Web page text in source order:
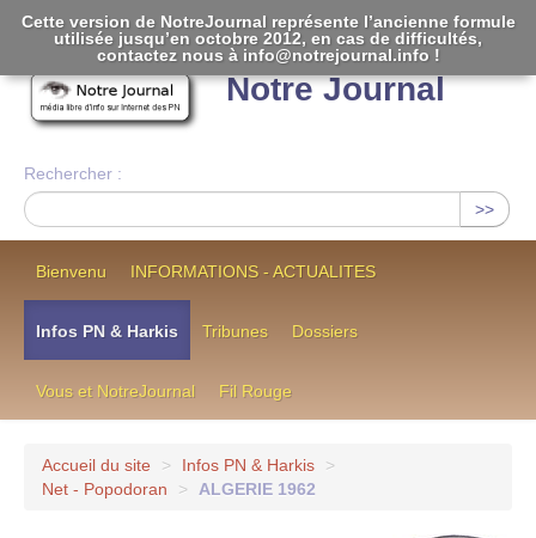
Notre Journal
Rechercher :
>>
Bienvenu INFORMATIONS - ACTUALITES
Infos PN & Harkis Tribunes Dossiers
Vous et NotreJournal Fil Rouge
Accueil du site > Infos PN & Harkis
>
Net - Popodoran
> ALGERIE 1962
Cette version de NotreJournal représente l’ancienne formule
utilisée jusqu’en octobre 2012, en cas de difficultés,
contactez nous à info@notrejournal.info !